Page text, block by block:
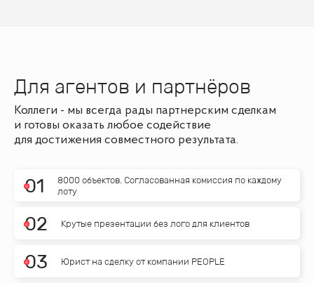
Для агентов и партнёров
Коллеги - мы всегда рады партнерским сделкам
и готовы оказать любое содействие
для достижения совместного результата.
01
8000 объектов. Согласованная комиссия по каждому
лоту
02 Крутые презентации без лого для клиентов
03 Юрист на сделку от компании PEOPLE